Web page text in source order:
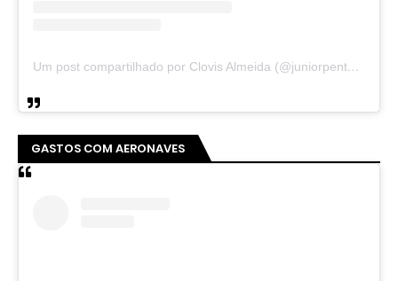
Um post compartilhado por Clovis Almeida (@juniorpentecoste01)
GASTOS COM AERONAVES